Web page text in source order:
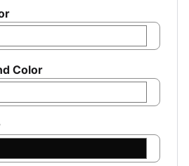
Color
No.221, RT.01/RW.05,
Kec. Rancaekek, Kabupaten
Jawa Barat 40394